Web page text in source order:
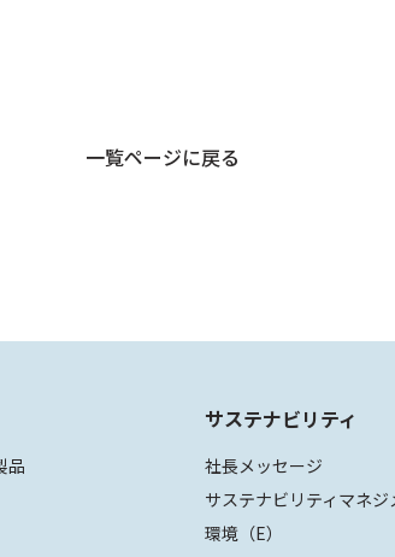
一覧ページに戻る
品
サステナビリティ
社長メッセージ
サステナビリティマネジ
環境（E）